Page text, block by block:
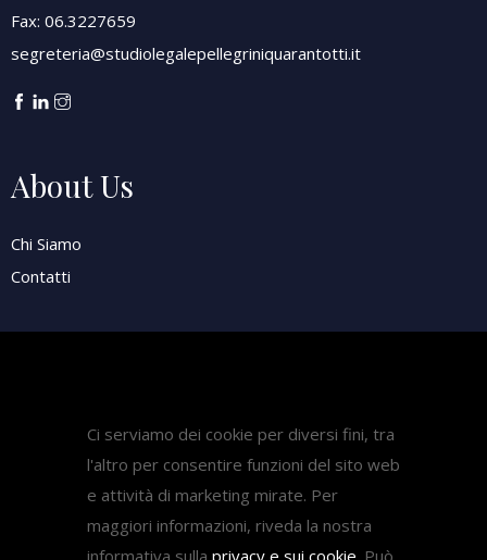
Ci serviamo dei cookie per diversi fini, tra
l'altro per consentire funzioni del sito web
e attività di marketing mirate. Per
maggiori informazioni, riveda la nostra
informativa sulla privacy e sui cookie . Può
Fax: 06.3227659
segreteria@studiolegalepellegriniquarantotti.it
About Us
Chi Siamo
Contatti
Pubblicazioni
Diritto Sanitario
Diritto del lavoro
Come fare ricorso medicina